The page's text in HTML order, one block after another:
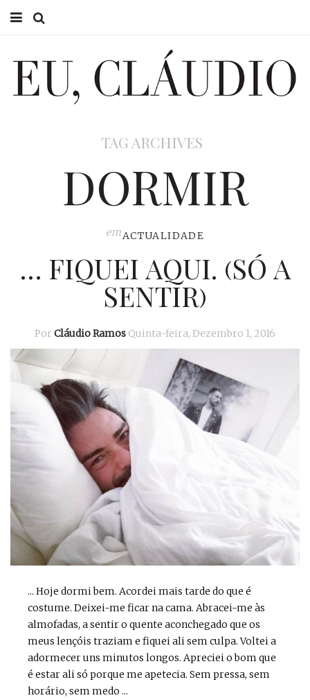
EU CLÁUDIO
TAG ARCHIVES
DORMIR
emACTUALIDADE
… FIQUEI AQUI. (SÓ A
SENTIR)
Por Cláudio Ramos Quinta-feira, Dezembro 1, 2016
... Hoje dormi bem. Acordei mais tarde do que é
costume. Deixei-me ficar na cama. Abracei-me às
almofadas, a sentir o quente aconchegado que os
meus lençóis traziam e fiquei ali sem culpa. Voltei a
adormecer uns minutos longos. Apreciei o bom que
é estar ali só porque me apetecia. Sem pressa, sem
horário, sem medo ...